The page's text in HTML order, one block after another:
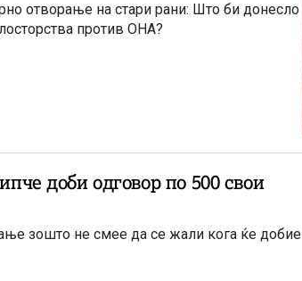
отворање на стари рани: Што би донесло
против ОНА?
доби одговор по 500 свои
зошто не смее да се жали кога ќе добие